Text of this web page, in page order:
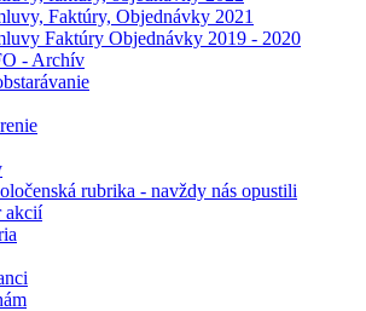
Faktúry, Objednávky 2021
Faktúry Objednávky 2019 - 2020
- Archív
rubrika - navždy nás opustili
akcií